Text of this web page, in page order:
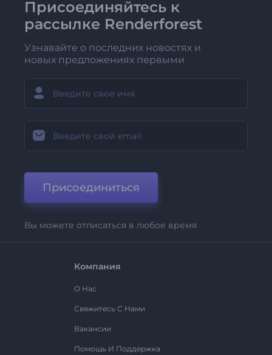
Присоединяйтесь к
рассылке Renderforest
Узнавайте о последних новостях и
новых предложениях первыми
Присоединиться
Вы можете отписаться в любое время
Компания
О Нас
Свяжитесь С Нами
Вакансии
Помощь И Поддержка